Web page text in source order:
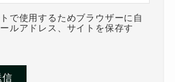
で使用するためブラウザーに自
ルアドレス、サイトを保存す